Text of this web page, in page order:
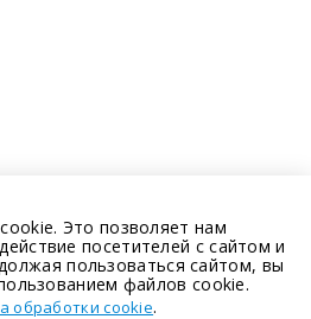
Это позволяет нам
посетителей с сайтом и
пользоваться сайтом, вы
файлов cookie.
обработки cookie.